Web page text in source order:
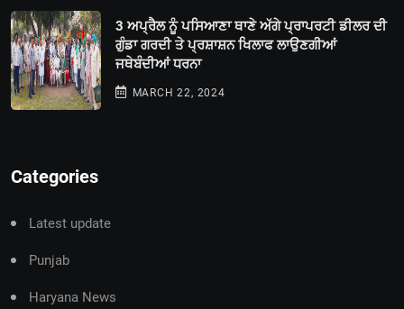
3 ਅਪ੍ਰੈਲ ਨੂੰ ਪਸਿਆਣਾ ਥਾਣੇ ਅੱਗੇ ਪ੍ਰਾਪਰਟੀ ਡੀਲਰ ਦੀ
ਗੁੰਡਾ ਗਰਦੀ ਤੇ ਪ੍ਰਸ਼ਾਸ਼ਨ ਖਿਲਾਫ ਲਾਉਣਗੀਆਂ
ਜਥੇਬੰਦੀਆਂ ਧਰਨਾ
MARCH 22, 2024
Categories
Latest update
Punjab
Haryana News